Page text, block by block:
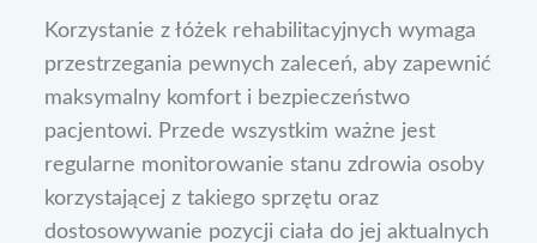
Korzystanie z łóżek rehabilitacyjnych wymaga
przestrzegania pewnych zaleceń, aby zapewnić
maksymalny komfort i bezpieczeństwo
pacjentowi. Przede wszystkim ważne jest
regularne monitorowanie stanu zdrowia osoby
korzystającej z takiego sprzętu oraz
dostosowywanie pozycji ciała do jej aktualnych